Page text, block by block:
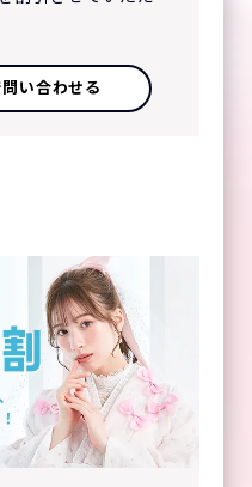
い合わせる